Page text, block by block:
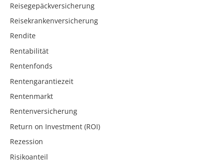
Reisegepäckversicherung
Reisekrankenversicherung
Rendite
Rentabilität
Rentenfonds
Rentengarantiezeit
Rentenmarkt
Rentenversicherung
Return on Investment (ROI)
Rezession
Risikoanteil